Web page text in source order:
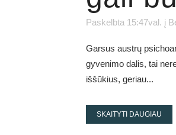
Paskelbta 15:47val. į
Garsus austrų
gyvenimo dalis, tai
iššūkius, geriau...
SKAITYTI DAUGIAU